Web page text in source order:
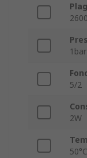
1bar
5/2
2W
50°C